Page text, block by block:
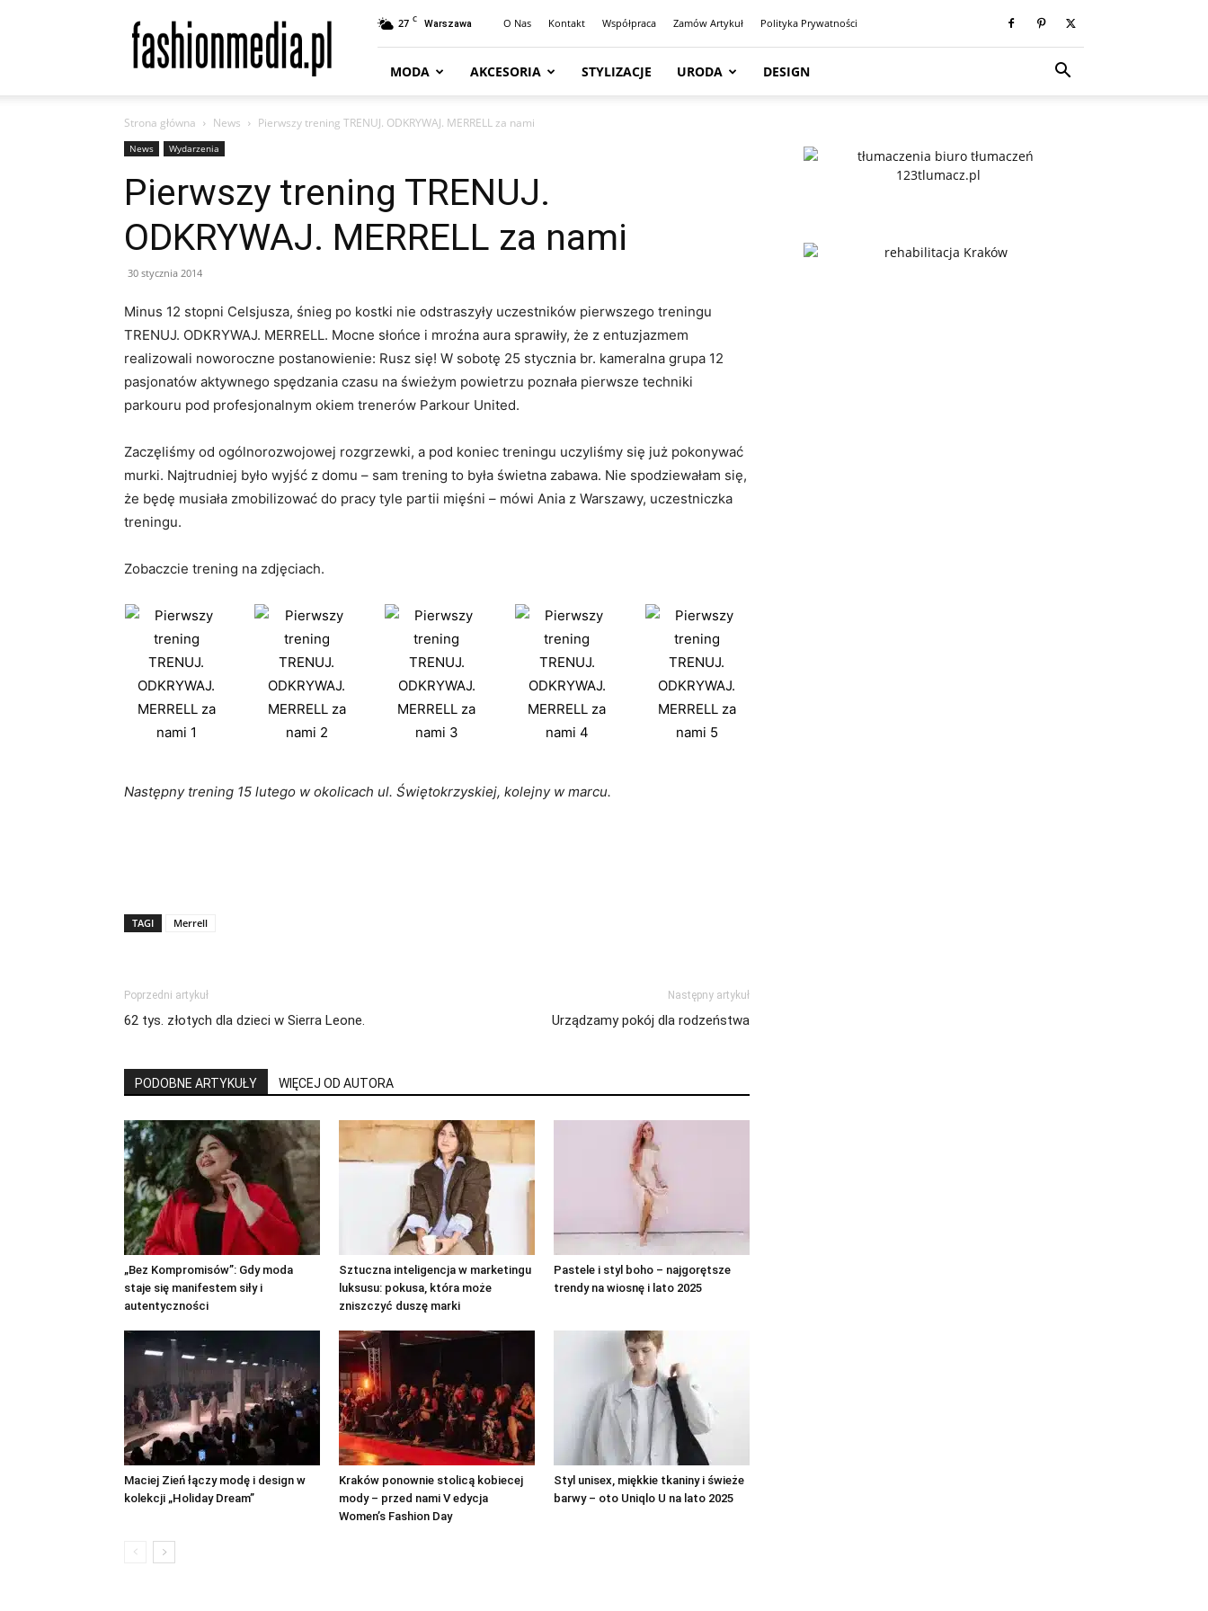
Moda
Styl
|
|
Design
27 C Warszawa O Nas Kontakt Współpraca Zamów Artykuł Polityka Prywatności
MODA AKCESORIA STYLIZACJE URODA DESIGN
Strona główna News Pierwszy trening TRENUJ. ODKRYWAJ. MERRELL za nami
News Wydarzenia
Pierwszy trening TRENUJ.
ODKRYWAJ. MERRELL za nami
30 stycznia 2014
Minus 12 stopni Celsjusza, śnieg po kostki nie odstraszyły uczestników pierwszego treningu
TRENUJ. ODKRYWAJ. MERRELL. Mocne słońce i mroźna aura sprawiły, że z entuzjazmem
realizowali noworoczne postanowienie: Rusz się! W sobotę 25 stycznia br. kameralna grupa 12
pasjonatów aktywnego spędzania czasu na świeżym powietrzu poznała pierwsze techniki
parkouru pod profesjonalnym okiem trenerów Parkour United.
Zaczęliśmy od ogólnorozwojowej rozgrzewki, a pod koniec treningu uczyliśmy się już pokonywać
murki. Najtrudniej było wyjść z domu – sam trening to była świetna zabawa. Nie spodziewałam się,
że będę musiała zmobilizować do pracy tyle partii mięśni – mówi Ania z Warszawy, uczestniczka
treningu.
Zobaczcie trening na zdjęciach.
Następny trening 15 lutego w okolicach ul. Świętokrzyskiej, kolejny w marcu.
TAGI Merrell
Poprzedni artykuł
62 tys. złotych dla dzieci w Sierra Leone.
Następny artykuł
Urządzamy pokój dla rodzeństwa
PODOBNE ARTYKUŁY WIĘCEJ OD AUTORA
„Bez Kompromisów”: Gdy moda
staje się manifestem siły i
autentyczności
Sztuczna inteligencja w marketingu
luksusu: pokusa, która może
zniszczyć duszę marki
Pastele i styl boho – najgorętsze
trendy na wiosnę i lato 2025
Maciej Zień łączy modę i design w
kolekcji „Holiday Dream”
Kraków ponownie stolicą kobiecej
mody – przed nami V edycja
Women’s Fashion Day
Styl unisex, miękkie tkaniny i świeże
barwy – oto Uniqlo U na lato 2025